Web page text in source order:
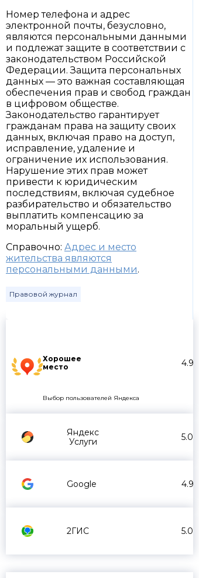
Хорошее
место
4.9
Выбор пользователей Яндекса
Яндекс
Услуги
5.0
Google 4.9
2ГИС 5.0
Номер телефона и адрес
электронной почты, безусловно,
являются персональными данными
и подлежат защите в соответствии с
законодательством Российской
Федерации. Защита персональных
данных — это важная составляющая
обеспечения прав и свобод граждан
в цифровом обществе.
Законодательство гарантирует
гражданам права на защиту своих
данных, включая право на доступ,
исправление, удаление и
ограничение их использования.
Нарушение этих прав может
привести к юридическим
последствиям, включая судебное
разбирательство и обязательство
выплатить компенсацию за
моральный ущерб.
Справочно: Адрес и место
жительства являются
персональными данными.
Правовой журнал